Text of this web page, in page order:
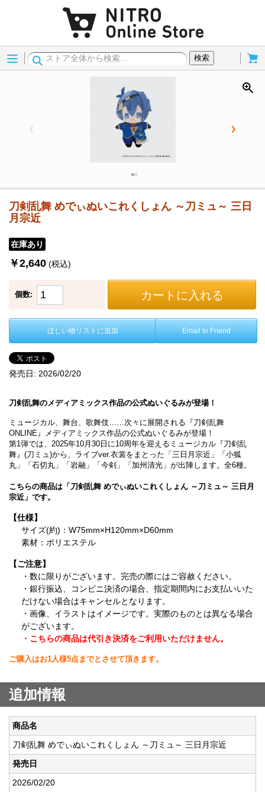
Menu
検索
刀剣乱舞 めでぃぬいこれくしょん ～刀ミュ～ 三日
月宗近
在庫あり
￥2,640 (税込)
個数: カートに入れる
ほしい物リストに追加 Email to Friend
発売日: 2026/02/20
刀剣乱舞のメディアミックス作品の公式ぬいぐるみが登場！
ミュージカル、舞台、歌舞伎……次々に展開される『刀剣乱舞
ONLINE』メディアミックス作品の公式ぬいぐるみが登場！
第1弾では、2025年10月30日に10周年を迎えるミュージカル『刀剣乱
舞』(刀ミュ)から、ライブver.衣裳をまとった「三日月宗近」「小狐
丸」「石切丸」「岩融」「今剣」「加州清光」が出陣します。全6種。
こちらの商品は「刀剣乱舞 めでぃぬいこれくしょん ～刀ミュ～ 三日月
宗近」です。
【仕様】
サイズ(約)：W75mm×H120mm×D60mm
素材：ポリエステル
【ご注意】
・数に限りがございます。完売の際にはご容赦ください。
・銀行振込、コンビニ決済の場合、指定期間内にお支払いいた
だけない場合はキャンセルとなります。
・画像、イラストはイメージです。実際のものとは異なる場合
がございます。
・こちらの商品は代引き決済をご利用いただけません。
ご購入はお1人様5点までとさせて頂きます。
追加情報
商品名
刀剣乱舞 めでぃぬいこれくしょん ～刀ミュ～ 三日月宗近
発売日
2026/02/20